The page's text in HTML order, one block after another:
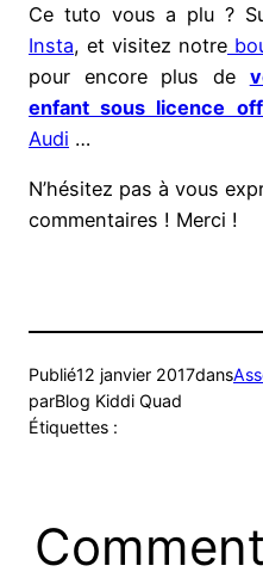
Ce tuto vous a plu ?
Insta, et visitez notre
pour encore plus de
enfant sous licence
Audi …
N’hésitez pas à vous
commentaires ! Merci !
Publié12 janvier 2017dans
parBlog Kiddi Quad
Étiquettes :